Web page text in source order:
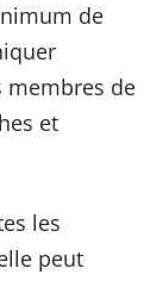
de
membres de
et
les
peut